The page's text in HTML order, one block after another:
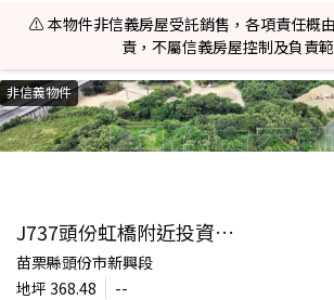
⚠️ 本物件非信義房屋受託銷售，各項責任概
責，不屬信義房屋控制及負責範
非信義物件
J737頭份虹橋附近投資農地
苗栗縣頭份市新興段
地坪 368.48
--